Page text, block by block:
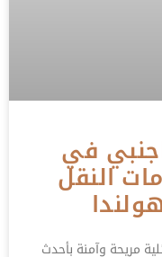
في
| خدمات النقل
مريحة وآمنة بأحدث